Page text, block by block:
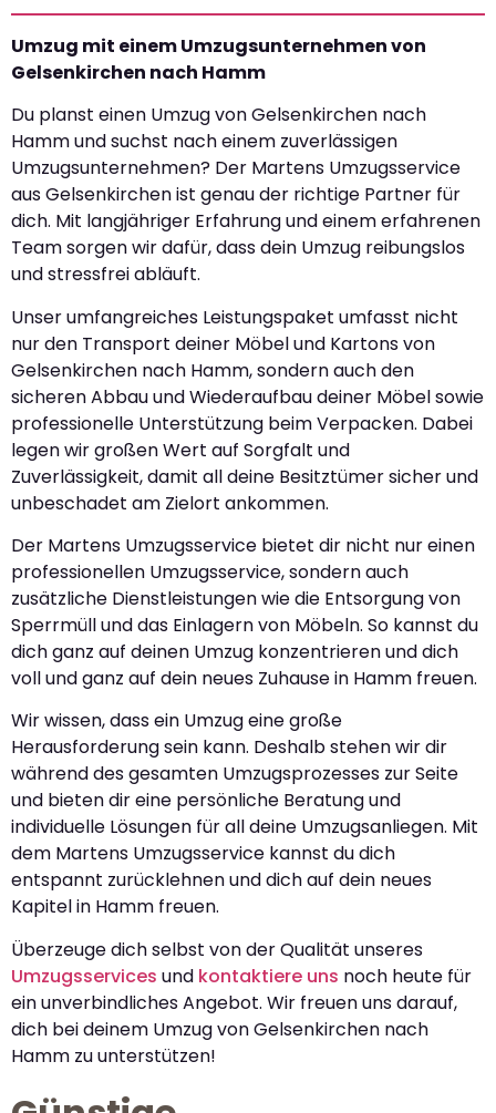
Umzug mit einem Umzugsunternehmen von
Gelsenkirchen nach Hamm
Du planst einen Umzug von Gelsenkirchen nach
Hamm und suchst nach einem zuverlässigen
Umzugsunternehmen? Der Martens Umzugsservice
aus Gelsenkirchen ist genau der richtige Partner für
dich. Mit langjähriger Erfahrung und einem erfahrenen
Team sorgen wir dafür, dass dein Umzug reibungslos
und stressfrei abläuft.
Unser umfangreiches Leistungspaket umfasst nicht
nur den Transport deiner Möbel und Kartons von
Gelsenkirchen nach Hamm, sondern auch den
sicheren Abbau und Wiederaufbau deiner Möbel sowie
professionelle Unterstützung beim Verpacken. Dabei
legen wir großen Wert auf Sorgfalt und
Zuverlässigkeit, damit all deine Besitztümer sicher und
unbeschadet am Zielort ankommen.
Der Martens Umzugsservice bietet dir nicht nur einen
professionellen Umzugsservice, sondern auch
zusätzliche Dienstleistungen wie die Entsorgung von
Sperrmüll und das Einlagern von Möbeln. So kannst du
dich ganz auf deinen Umzug konzentrieren und dich
voll und ganz auf dein neues Zuhause in Hamm freuen.
Wir wissen, dass ein Umzug eine große
Herausforderung sein kann. Deshalb stehen wir dir
während des gesamten Umzugsprozesses zur Seite
und bieten dir eine persönliche Beratung und
individuelle Lösungen für all deine Umzugsanliegen. Mit
dem Martens Umzugsservice kannst du dich
entspannt zurücklehnen und dich auf dein neues
Kapitel in Hamm freuen.
Überzeuge dich selbst von der Qualität unseres
Umzugsservices und kontaktiere uns noch heute für
ein unverbindliches Angebot. Wir freuen uns darauf,
dich bei deinem Umzug von Gelsenkirchen nach
Hamm zu unterstützen!